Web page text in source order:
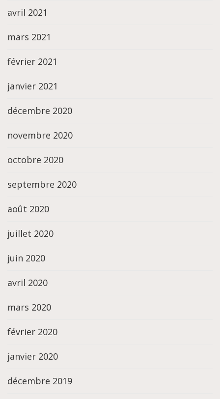
avril 2021
mars 2021
février 2021
janvier 2021
décembre 2020
novembre 2020
octobre 2020
septembre 2020
août 2020
juillet 2020
juin 2020
avril 2020
mars 2020
février 2020
janvier 2020
décembre 2019